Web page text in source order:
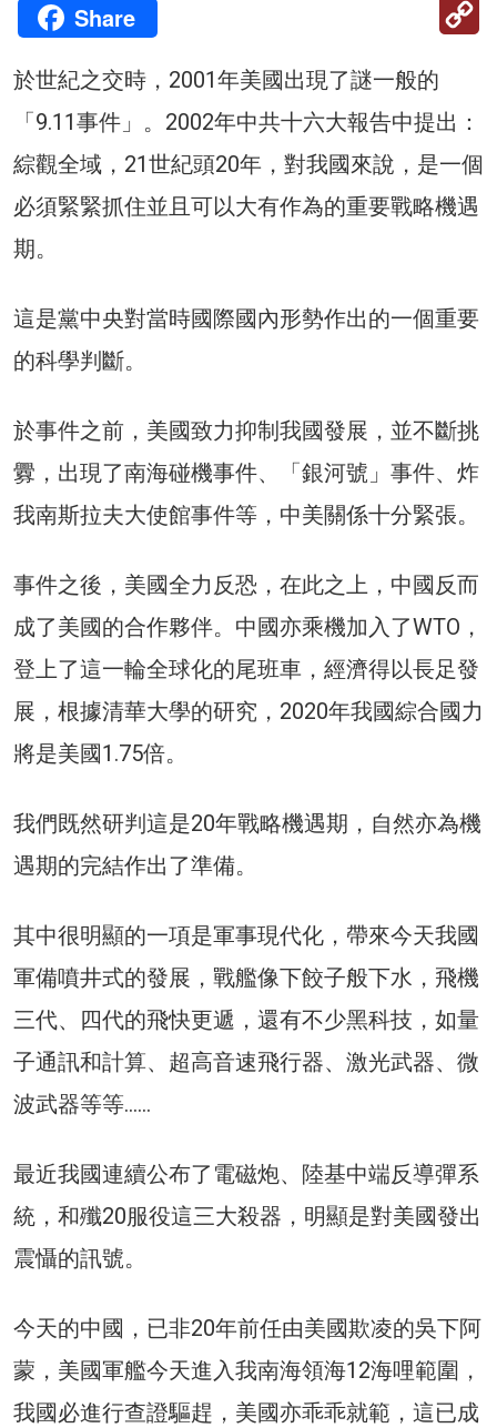
Share
於世紀之交時，2001年美國出現了謎一般的
「9.11事件」。2002年中共十六大報告中提出：
綜觀全域，21世紀頭20年，對我國來說，是一個
必須緊緊抓住並且可以大有作為的重要戰略機遇
期。
這是黨中央對當時國際國內形勢作出的一個重要
的科學判斷。
於事件之前，美國致力抑制我國發展，並不斷挑
釁，出現了南海碰機事件、「銀河號」事件、炸
我南斯拉夫大使館事件等，中美關係十分緊張。
事件之後，美國全力反恐，在此之上，中國反而
成了美國的合作夥伴。中國亦乘機加入了WTO，
登上了這一輪全球化的尾班車，經濟得以長足發
展，根據清華大學的研究，2020年我國綜合國力
將是美國1.75倍。
我們既然研判這是20年戰略機遇期，自然亦為機
遇期的完結作出了準備。
其中很明顯的一項是軍事現代化，帶來今天我國
軍備噴井式的發展，戰艦像下餃子般下水，飛機
三代、四代的飛快更遞，還有不少黑科技，如量
子通訊和計算、超高音速飛行器、激光武器、微
波武器等等……
最近我國連續公布了電磁炮、陸基中端反導彈系
統，和殲20服役這三大殺器，明顯是對美國發出
震懾的訊號。
今天的中國，已非20年前任由美國欺凌的吳下阿
蒙，美國軍艦今天進入我南海領海12海哩範圍，
我國必進行查證驅趕，美國亦乖乖就範，這已成